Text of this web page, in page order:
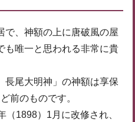
で、神額の上に唐破風の屋
も唯一と思われる非常に貴
尾大明神」の神額は享保
前のものです。
1898）1月に改修され、